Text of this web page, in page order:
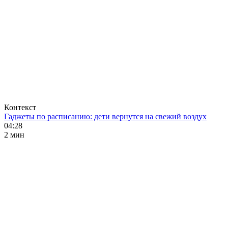
Контекст
Гаджеты по расписанию: дети вернутся на свежий воздух
04:28
2 мин